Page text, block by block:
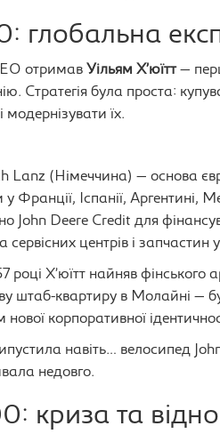
глобальна
отримав Уільям Х’юїтт—
Стратегія була проста:
їх.
Lanz (Німеччина) — основа
Франції, Іспанії, Аргентині,
John Deere Credit для
центрів і
році Х’юїтт найняв фінського
штаб-квартиру в Молайні —
корпоративної
навіть… велосипед
недовго.
криза та